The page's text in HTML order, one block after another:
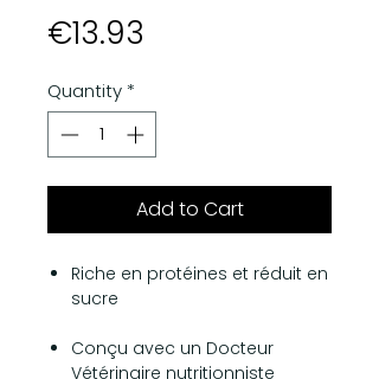
€13.93
Quantity *
Add to Cart
Riche en protéines et réduit en
sucre
Conçu avec un Docteur
Vétérinaire nutritionniste